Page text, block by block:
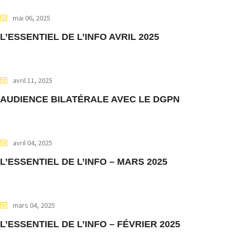
mai 06, 2025
L’ESSENTIEL DE L’INFO AVRIL 2025
avril 11, 2025
AUDIENCE BILATÉRALE AVEC LE DGPN
avril 04, 2025
L’ESSENTIEL DE L’INFO – MARS 2025
mars 04, 2025
L’ESSENTIEL DE L’INFO – FÉVRIER 2025